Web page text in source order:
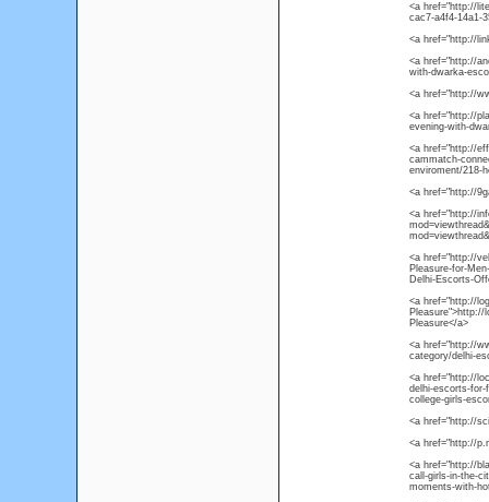
<a href="http://
cac7-a4f4-14a1-
<a href="http://
<a href="http://
with-dwarka-
<a href="http://
<a href="http://
evening-with-
<a href="http://
cammatch-
enviroment/218-
<a href="http://
<a href="http://
<a href="http://
Pleasure-for-
Delhi-Escorts-
<a href="http://
Pleasure">http://
Pleasure</a>
<a href="http://
category/delhi-
<a href="http://
delhi-escorts-
college-girls-
<a href="http://
<a href="http://
<a href="http://
call-girls-in-the-
moments-with-